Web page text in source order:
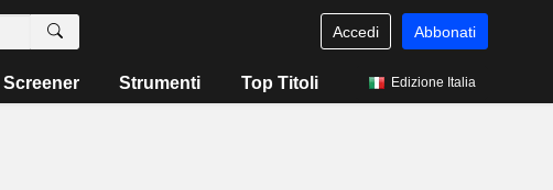
Accedi Abbonati
Screener Strumenti Top Titoli Edizione Italia